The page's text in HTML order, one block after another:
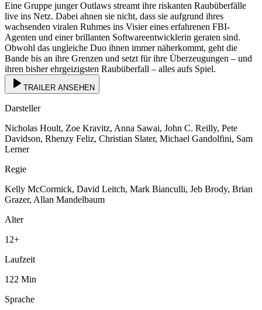
Eine Gruppe junger Outlaws streamt ihre riskanten Raubüberfälle
live ins Netz. Dabei ahnen sie nicht, dass sie aufgrund ihres
wachsenden viralen Ruhmes ins Visier eines erfahrenen FBI-
Agenten und einer brillanten Softwareentwicklerin geraten sind.
Obwohl das ungleiche Duo ihnen immer näherkommt, geht die
Bande bis an ihre Grenzen und setzt für ihre Überzeugungen – und
ihren bisher ehrgeizigsten Raubüberfall – alles aufs Spiel.
TRAILER ANSEHEN
Darsteller
Nicholas Hoult, Zoe Kravitz, Anna Sawai, John C. Reilly, Pete
Davidson, Rhenzy Feliz, Christian Slater, Michael Gandolfini, Sam
Lerner
Regie
Kelly McCormick, David Leitch, Mark Bianculli, Jeb Brody, Brian
Grazer, Allan Mandelbaum
Alter
12+
Laufzeit
122 Min
Sprache